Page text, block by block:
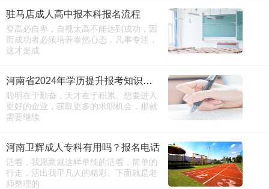
驻马店成人高中报本科报名流程
登高必自卑，自视太高不能达到成功，因
而成功者必须培养泰然心态，凡事专注，
这才是成
河南省2024年学历提升报考知识汇总-历年考试真题
聪明在于勤奋，天才在于积累。想要进入
更好的企业，获取更多的求职机会，那就
需要继续
河南卫辉成人专科有用吗？报名电话
活着，我愿意就这样单纯的活着，简单的
行走，活出我平凡人的精彩。下面就是老
师整理的